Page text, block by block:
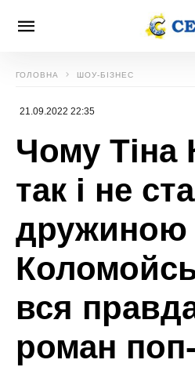
ГОЛОВНА ШОУ-БІЗНЕС
21.09.2022 22:35
Чому Тіна
так і не
дружиною
вся
роман